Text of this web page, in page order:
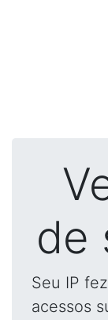
de
Seu IP
acessos